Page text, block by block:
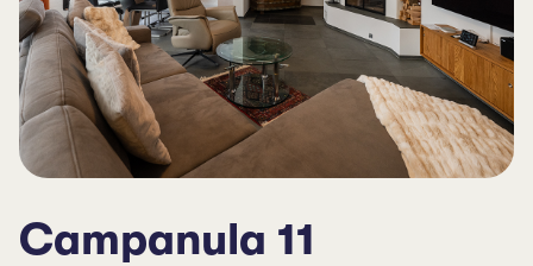
Campanula 11